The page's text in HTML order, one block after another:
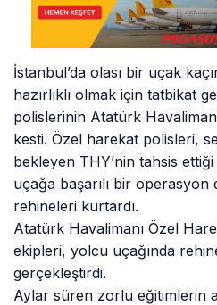
İstanbul’da olası bir uçak
hazırlıklı olmak için tatbikat
polislerinin Atatürk
kesti. Özel harekat polisleri,
bekleyen THY’nin tahsis
uçağa başarılı bir
rehineleri kurtardı.
Atatürk Havalimanı Özel
ekipleri, yolcu uçağında
gerçekleştirdi.
Aylar süren zorlu eğitimlerin